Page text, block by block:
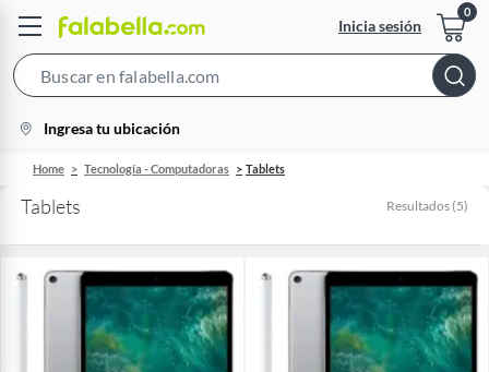
Inicia sesión
Bar
location-
icon
Ingresa tu ubicación
Home Tecnología - Computadoras Tablets
Tablets Resultados (5)